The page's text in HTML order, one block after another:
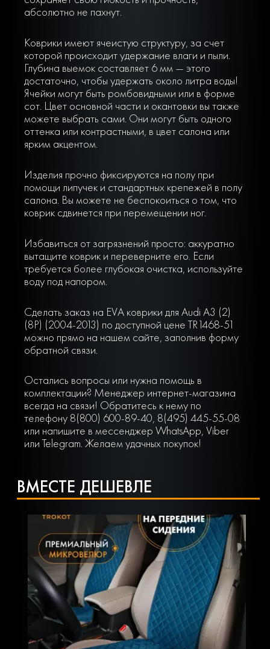
абсолютно не пахнут.
Коврики имеют ячеистую структуру, за счет
которой происходит удержание влаги и пыли.
Глубина выемок составляет 6 мм — этого
достаточно, чтобы удержать около литра воды!
Ячейки могут быть ромбовидными или в форме
сот. Цвет основной части и окантовки вы также
можете выбрать сами. Они могут быть одного
оттенка или контрастными, в цвет салона или
ярким акцентом.
Изделия прочно фиксируются на полу при
помощи липучек и стандартных крепежей в полу
салона. Вы можете не беспокоиться о том, что
коврик сдвинется при перемещении ног.
Избавиться от загрязнений просто: аккуратно
вытащите коврик и переверните его. Если
требуется более глубокая очистка, используйте
воду под напором.
Сделать заказ на EVA коврики для Audi A3 (2)
(8P) (2004-2013) по доступной цене TR1468-51
можно прямо на нашем сайте, заполнив форму
обратной связи.
Остались вопросы или нужна помощь в
комплектации? Менеджер интернет-магазина
всегда на связи! Обратитесь к нему по
телефону 8(800) 600-89-40, 8(495) 445-55-08
или напишите в мессенджер WhatsApp, Viber
или Telegram. Желаем удачных покупок!
ВМЕСТЕ ДЕШЕВЛЕ